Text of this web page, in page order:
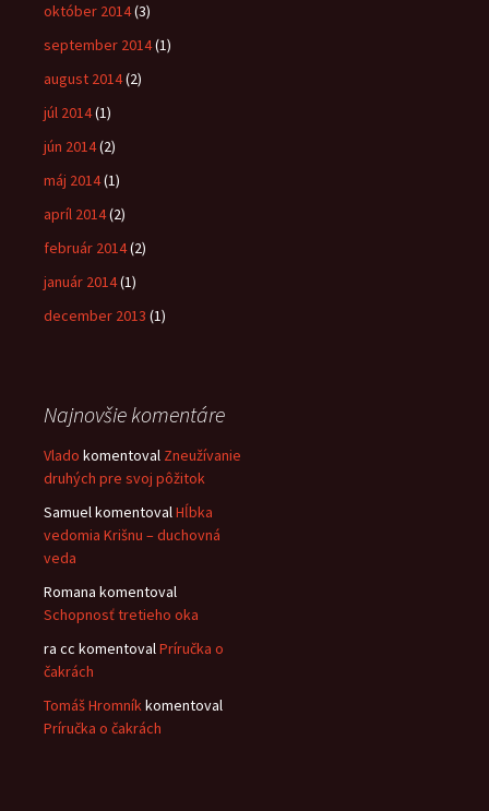
október 2014(3)
september 2014(1)
august 2014(2)
júl 2014(1)
jún 2014(2)
máj 2014(1)
apríl 2014(2)
február 2014(2)
január 2014(1)
december 2013 (1)
Najnovšie komentáre
Vlado komentoval Zneužívanie
druhých pre svoj pôžitok
SamuelkomentovalHĺbka
vedomia Krišnu – duchovná
veda
Romana komentoval
Schopnosť tretieho oka
ra cc komentovalPríručka o
čakrách
Tomáš Hromníkkomentoval
Príručka o čakrách